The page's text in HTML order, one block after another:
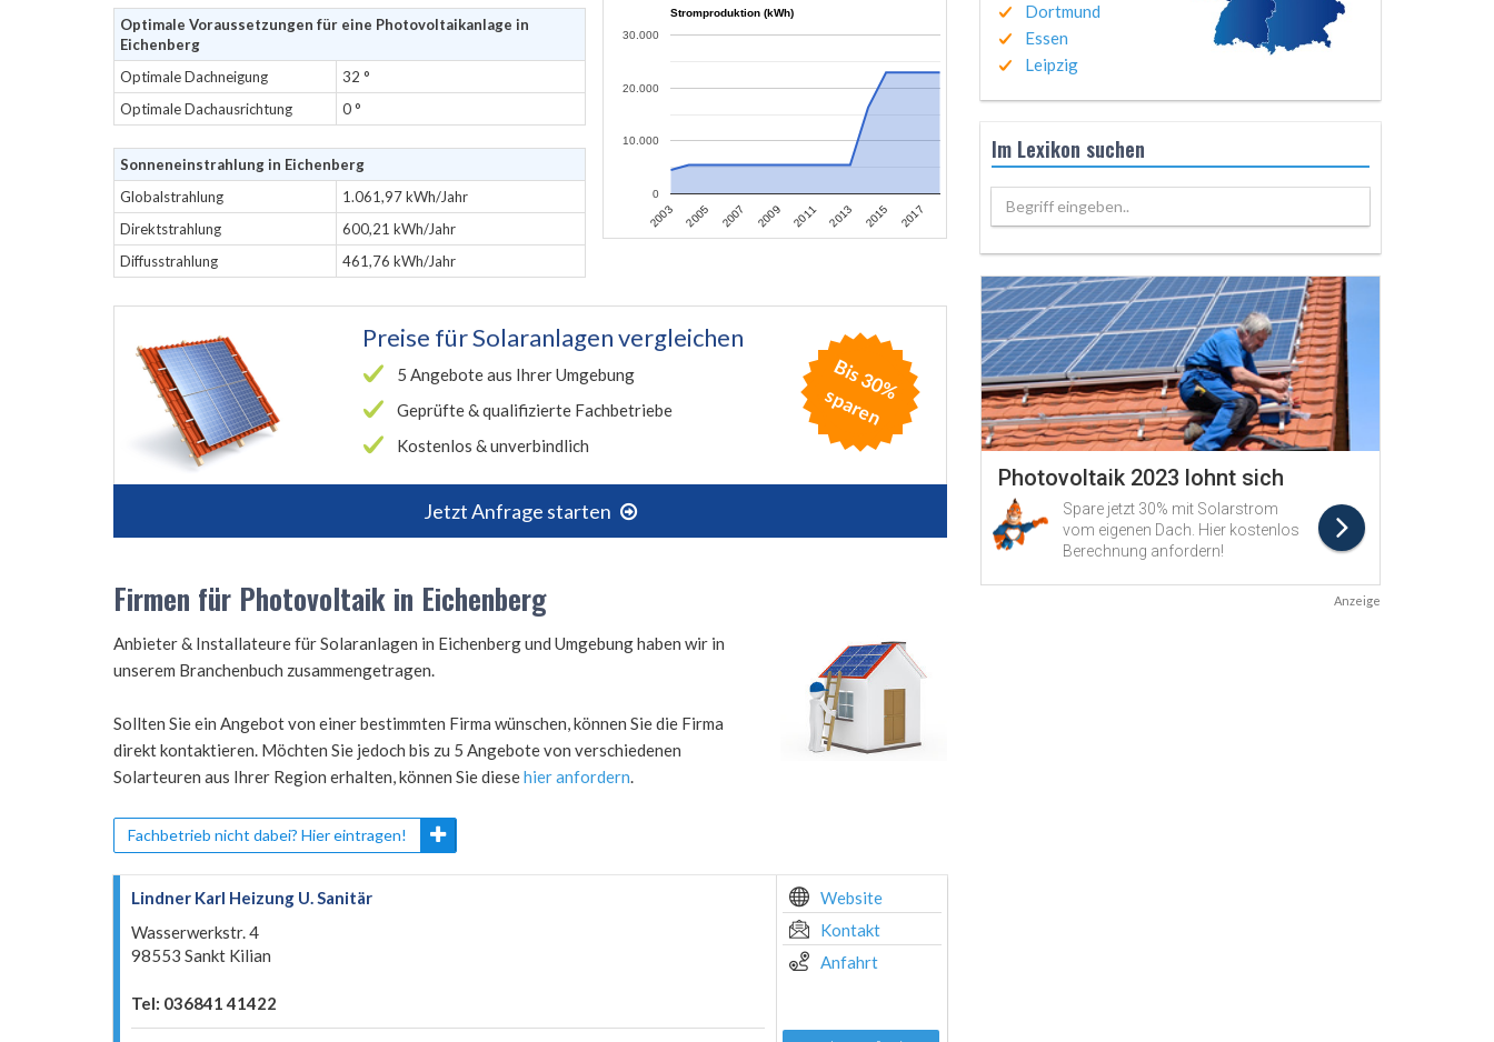
Optimale Voraussetzungen für eine Photovoltaikanlage in
Eichenberg
Optimale Dachneigung
32 °
Optimale Dachausrichtung
0 °
Sonneneinstrahlung in Eichenberg
Globalstrahlung
1.061,97 kWh/Jahr
Direktstrahlung
600,21 kWh/Jahr
Diffusstrahlung
461,76 kWh/Jahr
Stromproduktion (kWh)
2003 2005 2007 2009 2011 2013 2015 2017
0
10.000
20.000
30.000
Preise fürSolaranlagen vergleichen
5 Angebote aus Ihrer Umgebung
Geprüfte & qualifizierte Fachbetriebe
Kostenlos & unverbindlich
Jetzt Anfrage starten
B
is
3
0
%
s
p
a
r
e
n
Firmen für Photovoltaik in Eichenberg
Anbieter & Installateure für Solaranlagen in Eichenberg und Umgebung haben wir in
unserem Branchenbuch zusammengetragen.
Sollten Sie ein Angebot von einer bestimmten Firma wünschen, können Sie die Firma
direkt kontaktieren. Möchten Sie jedoch bis zu 5 Angebote von verschiedenen
Solarteuren aus Ihrer Region erhalten, können Sie diesehier anfordern.
Fachbetrieb nicht dabei? Hier eintragen!
Lindner Karl Heizung U. Sanitär
Wasserwerkstr. 4
98553 Sankt Kilian
Tel: 036841 41422
Website
Kontakt
Anfahrt
Dortmund
Essen
Leipzig
Im Lexikon suchen
Begriff eingeben..
Anzeige